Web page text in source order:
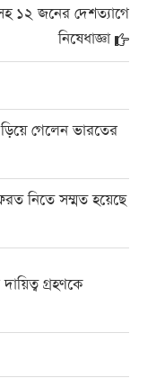
১২ জনের দেশত্যাগে
নিষেধাজ্ঞা
গেলেন ভারতের
নিতে সম্মত হয়েছে
গ্রহণকে